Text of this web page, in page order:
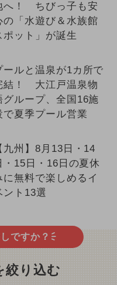
へ！ ちびっ子も安
の「水遊び＆水族館
ポット」が誕生
ールと温泉が1カ所で
結！ 大江戸温泉物
グループ、全国16施
で夏季プール営業
九州】8月13日・14
・15日・16日の夏休
に無料で楽しめるイ
ント13選
ですか？
絞り込む